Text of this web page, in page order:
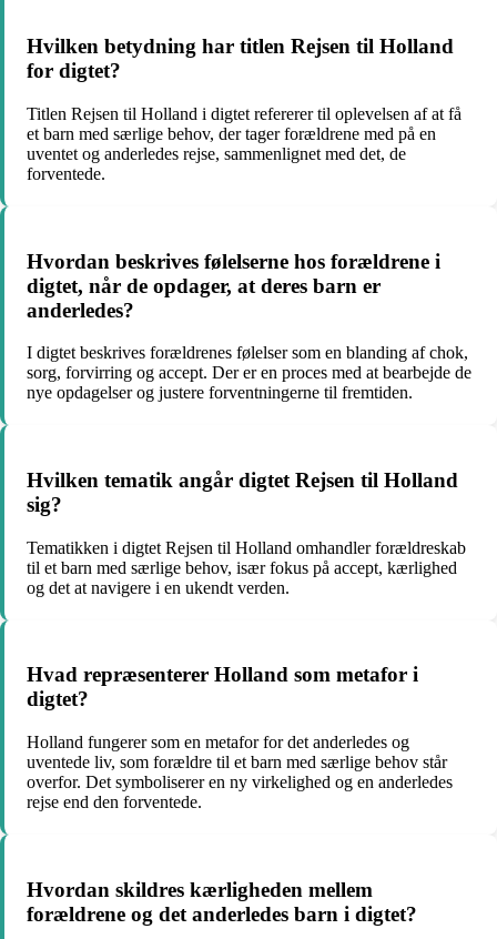
Hvilken betydning har titlen Rejsen til Holland
for digtet?
Titlen Rejsen til Holland i digtet refererer til oplevelsen af at få
et barn med særlige behov, der tager forældrene med på en
uventet og anderledes rejse, sammenlignet med det, de
forventede.
Hvordan beskrives følelserne hos forældrene i
digtet, når de opdager, at deres barn er
anderledes?
I digtet beskrives forældrenes følelser som en blanding af chok,
sorg, forvirring og accept. Der er en proces med at bearbejde de
nye opdagelser og justere forventningerne til fremtiden.
Hvilken tematik angår digtet Rejsen til Holland
sig?
Tematikken i digtet Rejsen til Holland omhandler forældreskab
til et barn med særlige behov, især fokus på accept, kærlighed
og det at navigere i en ukendt verden.
Hvad repræsenterer Holland som metafor i
digtet?
Holland fungerer som en metafor for det anderledes og
uventede liv, som forældre til et barn med særlige behov står
overfor. Det symboliserer en ny virkelighed og en anderledes
rejse end den forventede.
Hvordan skildres kærligheden mellem
forældrene og det anderledes barn i digtet?